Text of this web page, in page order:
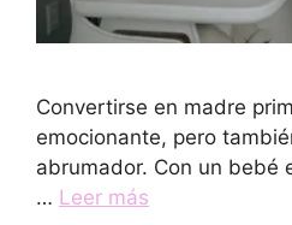
Convertirse en madre
emocionante, pero
abrumador. Con un bebé
… Leer más